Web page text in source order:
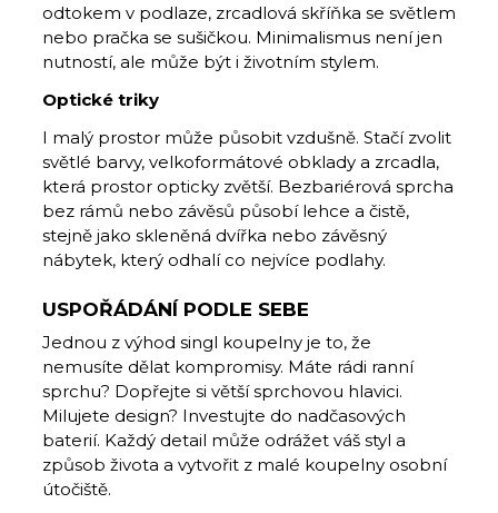
odtokem v podlaze, zrcadlová skříňka se světlem
nebo pračka se sušičkou. Minimalismus není jen
nutností, ale může být i životním stylem.
Optické triky
I malý prostor může působit vzdušně. Stačí zvolit
světlé barvy, velkoformátové obklady a zrcadla,
která prostor opticky zvětší. Bezbariérová sprcha
bez rámů nebo závěsů působí lehce a čistě,
stejně jako skleněná dvířka nebo závěsný
nábytek, který odhalí co nejvíce podlahy.
USPOŘÁDÁNÍ PODLE SEBE
Jednou z výhod singl koupelny je to, že
nemusíte dělat kompromisy. Máte rádi ranní
sprchu? Dopřejte si větší sprchovou hlavici.
Milujete design? Investujte do nadčasových
baterií. Kaž­dý detail může odrážet váš styl a
způsob života a vytvořit z malé koupelny osobní
útočiště.